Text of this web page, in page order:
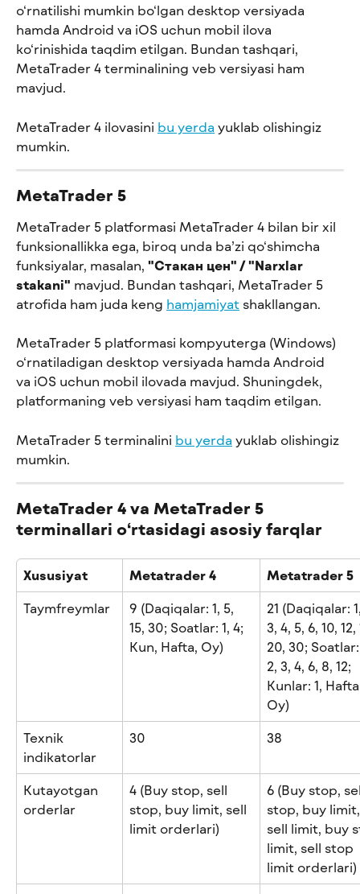
o‘rnatilishi mumkin bo‘lgan desktop versiyada
hamda Android va iOS uchun mobil ilova
ko‘rinishida taqdim etilgan. Bundan tashqari,
MetaTrader 4 terminalining veb versiyasi ham
mavjud.
MetaTrader 4 ilovasini bu yerda yuklab olishingiz
mumkin.
MetaTrader 5
MetaTrader 5 platformasi MetaTrader 4 bilan bir xil
funksionallikka ega, biroq unda ba’zi qo‘shimcha
funksiyalar, masalan, "Стакан цен" / "Narxlar
stakani" mavjud. Bundan tashqari, MetaTrader 5
atrofida ham juda keng hamjamiyat shakllangan.
MetaTrader 5 platformasi kompyuterga (Windows)
o‘rnatiladigan desktop versiyada hamda Android
va iOS uchun mobil ilovada mavjud. Shuningdek,
platformaning veb versiyasi ham taqdim etilgan.
MetaTrader 5 terminalini bu yerda yuklab olishingiz
mumkin.
MetaTrader 4 va MetaTrader 5
terminallari o‘rtasidagi asosiy farqlar
Xususiyat Metatrader 4 Metatrader 5
Taymfreymlar
9 (Daqiqalar: 1, 5,
15, 30; Soatlar: 1, 4;
Kun, Hafta, Oy)
21 (Daqiqalar:
3, 4, 5, 6, 10,
20, 30;
2, 3, 4, 6, 8, 12;
Kunlar: 1,
Oy)
Texnik
indikatorlar
30 38
Kutayotgan
orderlar
4 (Buy stop, sell
stop, buy limit, sell
limit orderlari)
6 (Buy stop,
stop, buy
sell limit, buy
limit, sell stop
limit orderlari)